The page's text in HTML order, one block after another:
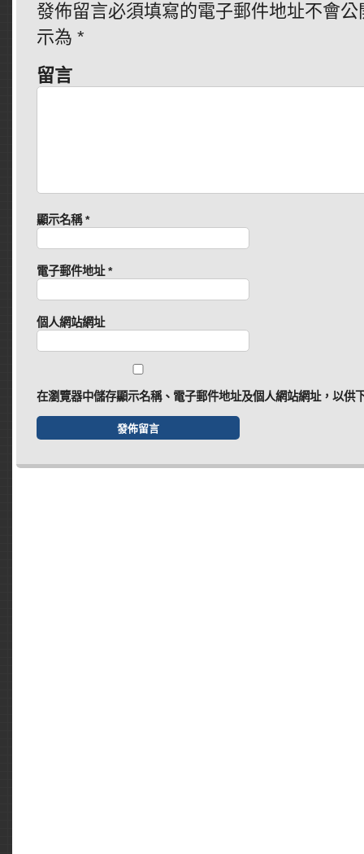
發佈留言必須填寫的電子郵件地址不會公
示為 *
留言
顯示名稱*
電子郵件地址*
個人網站網址
在瀏覽器中儲存顯示名稱、電子郵件地址及個人網站網址，以供